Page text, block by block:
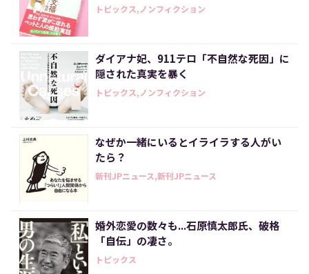
トピックス,ノンフィクション
ダイアナ妃、911テロ「不自然な死因」に
隠された真実を暴く
トピックス,ノンフィクション
なぜか一緒にいるとイライラする人がい
たら？
新刊JPニュース,新刊JPニュース
婚外恋愛の数々も...石原慎太郎氏、破格
「自伝」の凄さ。
トピックス